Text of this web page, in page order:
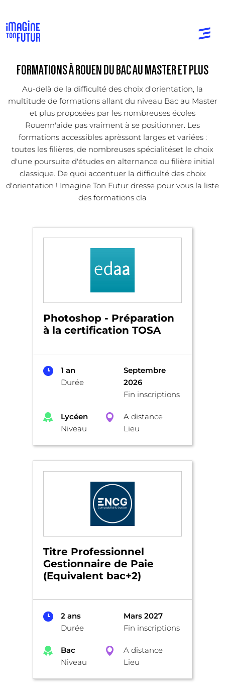
FORMATIONS À ROUEN DU BAC AU MASTER ET PLUS
Au-delà de la difficulté des choix d'orientation, la
multitude de formations allant du niveau Bac au Master
et plus proposées par les nombreuses écoles
Rouenn'aide pas vraiment à se positionner. Les
formations accessibles aprèssont larges et variées :
toutes les filières, de nombreuses spécialitéset le choix
d'une poursuite d'études en alternance ou filière initial
classique. De quoi accentuer la difficulté des choix
d'orientation ! Imagine Ton Futur dresse pour vous la liste
des formations cla
Photoshop - Préparation
à la certification TOSA
1 an
Durée
Septembre
2026
Fin inscriptions
Lycéen
Niveau
A distance
Lieu
Titre Professionnel
Gestionnaire de Paie
(Equivalent bac+2)
2 ans
Durée
Mars 2027
Fin inscriptions
Bac
Niveau
A distance
Lieu